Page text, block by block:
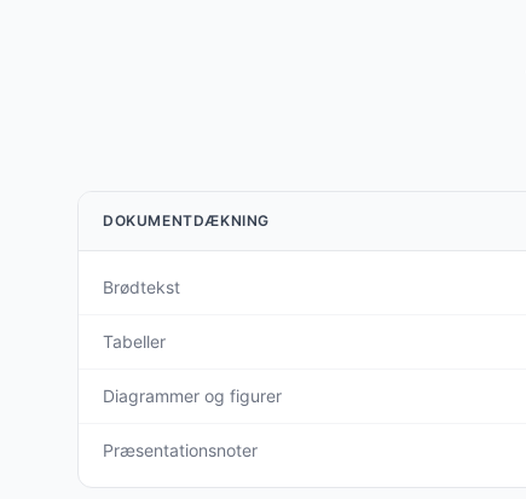
DOKUMENTDÆKNING
Brødtekst
Tabeller
Diagrammer og figurer
Præsentationsnoter